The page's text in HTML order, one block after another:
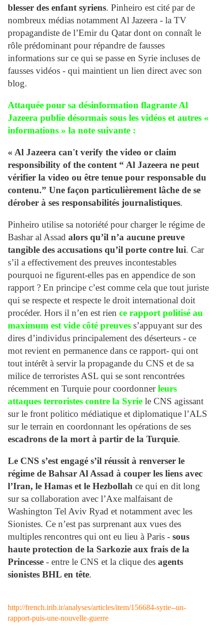
blesser des enfant syriens. Pinheiro est cité par de
nombreux médias notamment Al Jazeera - la TV
propagandiste de l’Emir du Qatar dont on connaît le
rôle prédominant pour répandre de fausses
informations sur ce qui se passe en Syrie incluses de
fausses vidéos - qui maintient un lien direct avec son
blog.
Attaquée pour sa désinformation flagrante Al
Jazeera publie désormais sous les vidéos et autres «
informations » la note suivante :
« Al Jazeera can't verify the video or claim
responsibility of the content “ Al Jazeera ne peut
vérifier la video ou être tenue pour responsable du
contenu.” Une façon particulièrement lâche de se
dérober à ses responsabilités journalistiques.
Pinheiro utilise sa notoriété pour charger le régime de
Bashar al Assad alors qu’il n’a aucune preuve
tangible des accusations qu’il porte contre lui. Car
s’il a effectivement des preuves incontestables
pourquoi ne figurent-elles pas en appendice de son
rapport ? En principe c’est comme cela que tout juriste
qui se respecte et respecte le droit international doit
procéder. Hors il n’en est rien ce rapport politisé au
maximum est vide côté preuves s’appuyant sur des
dires d’individus principalement des déserteurs - ce
mot revient en permanence dans ce rapport- qui ont
tout intérêt à servir la propagande du CNS et de sa
milice de terroristes ASL qui se sont rencontrées
récemment en Turquie pour coordonnerleurs
attaques terroristes contre la Syrie le CNS agissant
sur le front politico médiatique et diplomatique l’ALS
sur le terrain en coordonnant les opérations de ses
escadrons de la mort à partir de la Turquie.
Le CNS s’est engagé s’il réussit à renverser le
régime de Bahsar Al Assad à couper les liens avec
l’Iran, le Hamas et le Hezbollah ce qui en dit long
sur sa collaboration avec l’Axe malfaisant de
Washington Tel Aviv Ryad et notamment avec les
Sionistes. Ce n’est pas surprenant aux vues des
multiples rencontres qui ont eu lieu à Paris - sous
haute protection de la Sarkozie aux frais de la
Princesse - entre le CNS et la clique des agents
sionistes BHL en tête.
http://french.irib.ir/analyses/articles/item/156684-syrie--un-
rapport-puis-une-nouvelle-guerre